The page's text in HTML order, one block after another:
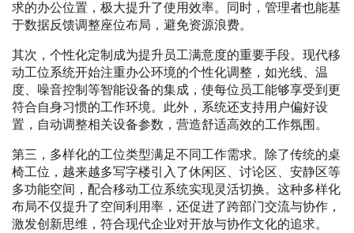
求的办公位置，极大提升了使用效率。同时，管理者也能基
于数据反馈调整座位布局，避免资源浪费。
其次，个性化定制成为提升员工满意度的重要手段。现代移
动工位系统开始注重办公环境的个性化调整，如光线、温
度、噪音控制等智能设备的集成，使每位员工能够享受到更
符合自身习惯的工作环境。此外，系统还支持用户偏好设
置，自动调整相关设备参数，营造舒适高效的工作氛围。
第三，多样化的工位类型满足不同工作需求。除了传统的桌
椅工位，越来越多写字楼引入了休闲区、讨论区、安静区等
多功能空间，配合移动工位系统实现灵活切换。这种多样化
布局不仅提升了空间利用率，还促进了跨部门交流与协作，
激发创新思维，符合现代企业对开放与协作文化的追求。